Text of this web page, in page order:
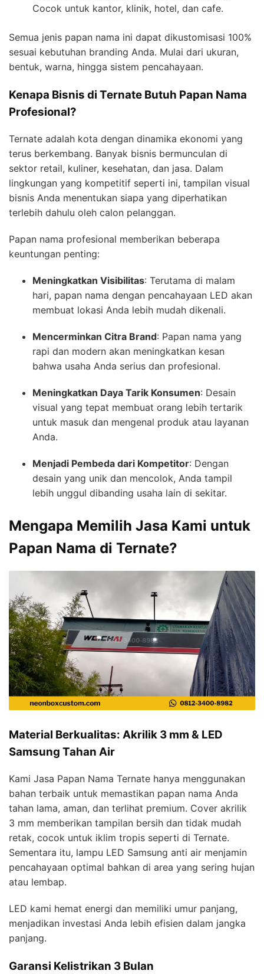
Cocok untuk kantor, klinik, hotel, dan cafe.
Semua jenis papan nama ini dapat dikustomisasi 100%
sesuai kebutuhan branding Anda. Mulai dari ukuran,
bentuk, warna, hingga sistem pencahayaan.
Kenapa Bisnis di Ternate Butuh Papan Nama
Profesional?
Ternate adalah kota dengan dinamika ekonomi yang
terus berkembang. Banyak bisnis bermunculan di
sektor retail, kuliner, kesehatan, dan jasa. Dalam
lingkungan yang kompetitif seperti ini, tampilan visual
bisnis Anda menentukan siapa yang diperhatikan
terlebih dahulu oleh calon pelanggan.
Papan nama profesional memberikan beberapa
keuntungan penting:
Meningkatkan Visibilitas: Terutama di malam
hari, papan nama dengan pencahayaan LED akan
membuat lokasi Anda lebih mudah dikenali.
Mencerminkan Citra Brand: Papan nama yang
rapi dan modern akan meningkatkan kesan
bahwa usaha Anda serius dan profesional.
Meningkatkan Daya Tarik Konsumen: Desain
visual yang tepat membuat orang lebih tertarik
untuk masuk dan mengenal produk atau layanan
Anda.
Menjadi Pembeda dari Kompetitor: Dengan
desain yang unik dan mencolok, Anda tampil
lebih unggul dibanding usaha lain di sekitar.
Mengapa Memilih Jasa Kami untuk
Papan Nama di Ternate?
Material Berkualitas: Akrilik 3 mm & LED
Samsung Tahan Air
Kami Jasa Papan Nama Ternate hanya menggunakan
bahan terbaik untuk memastikan papan nama Anda
tahan lama, aman, dan terlihat premium. Cover akrilik
3 mm memberikan tampilan bersih dan tidak mudah
retak, cocok untuk iklim tropis seperti di Ternate.
Sementara itu, lampu LED Samsung anti air menjamin
pencahayaan optimal bahkan di area yang sering hujan
atau lembap.
LED kami hemat energi dan memiliki umur panjang,
menjadikan investasi Anda lebih efisien dalam jangka
panjang.
Garansi Kelistrikan 3 Bulan